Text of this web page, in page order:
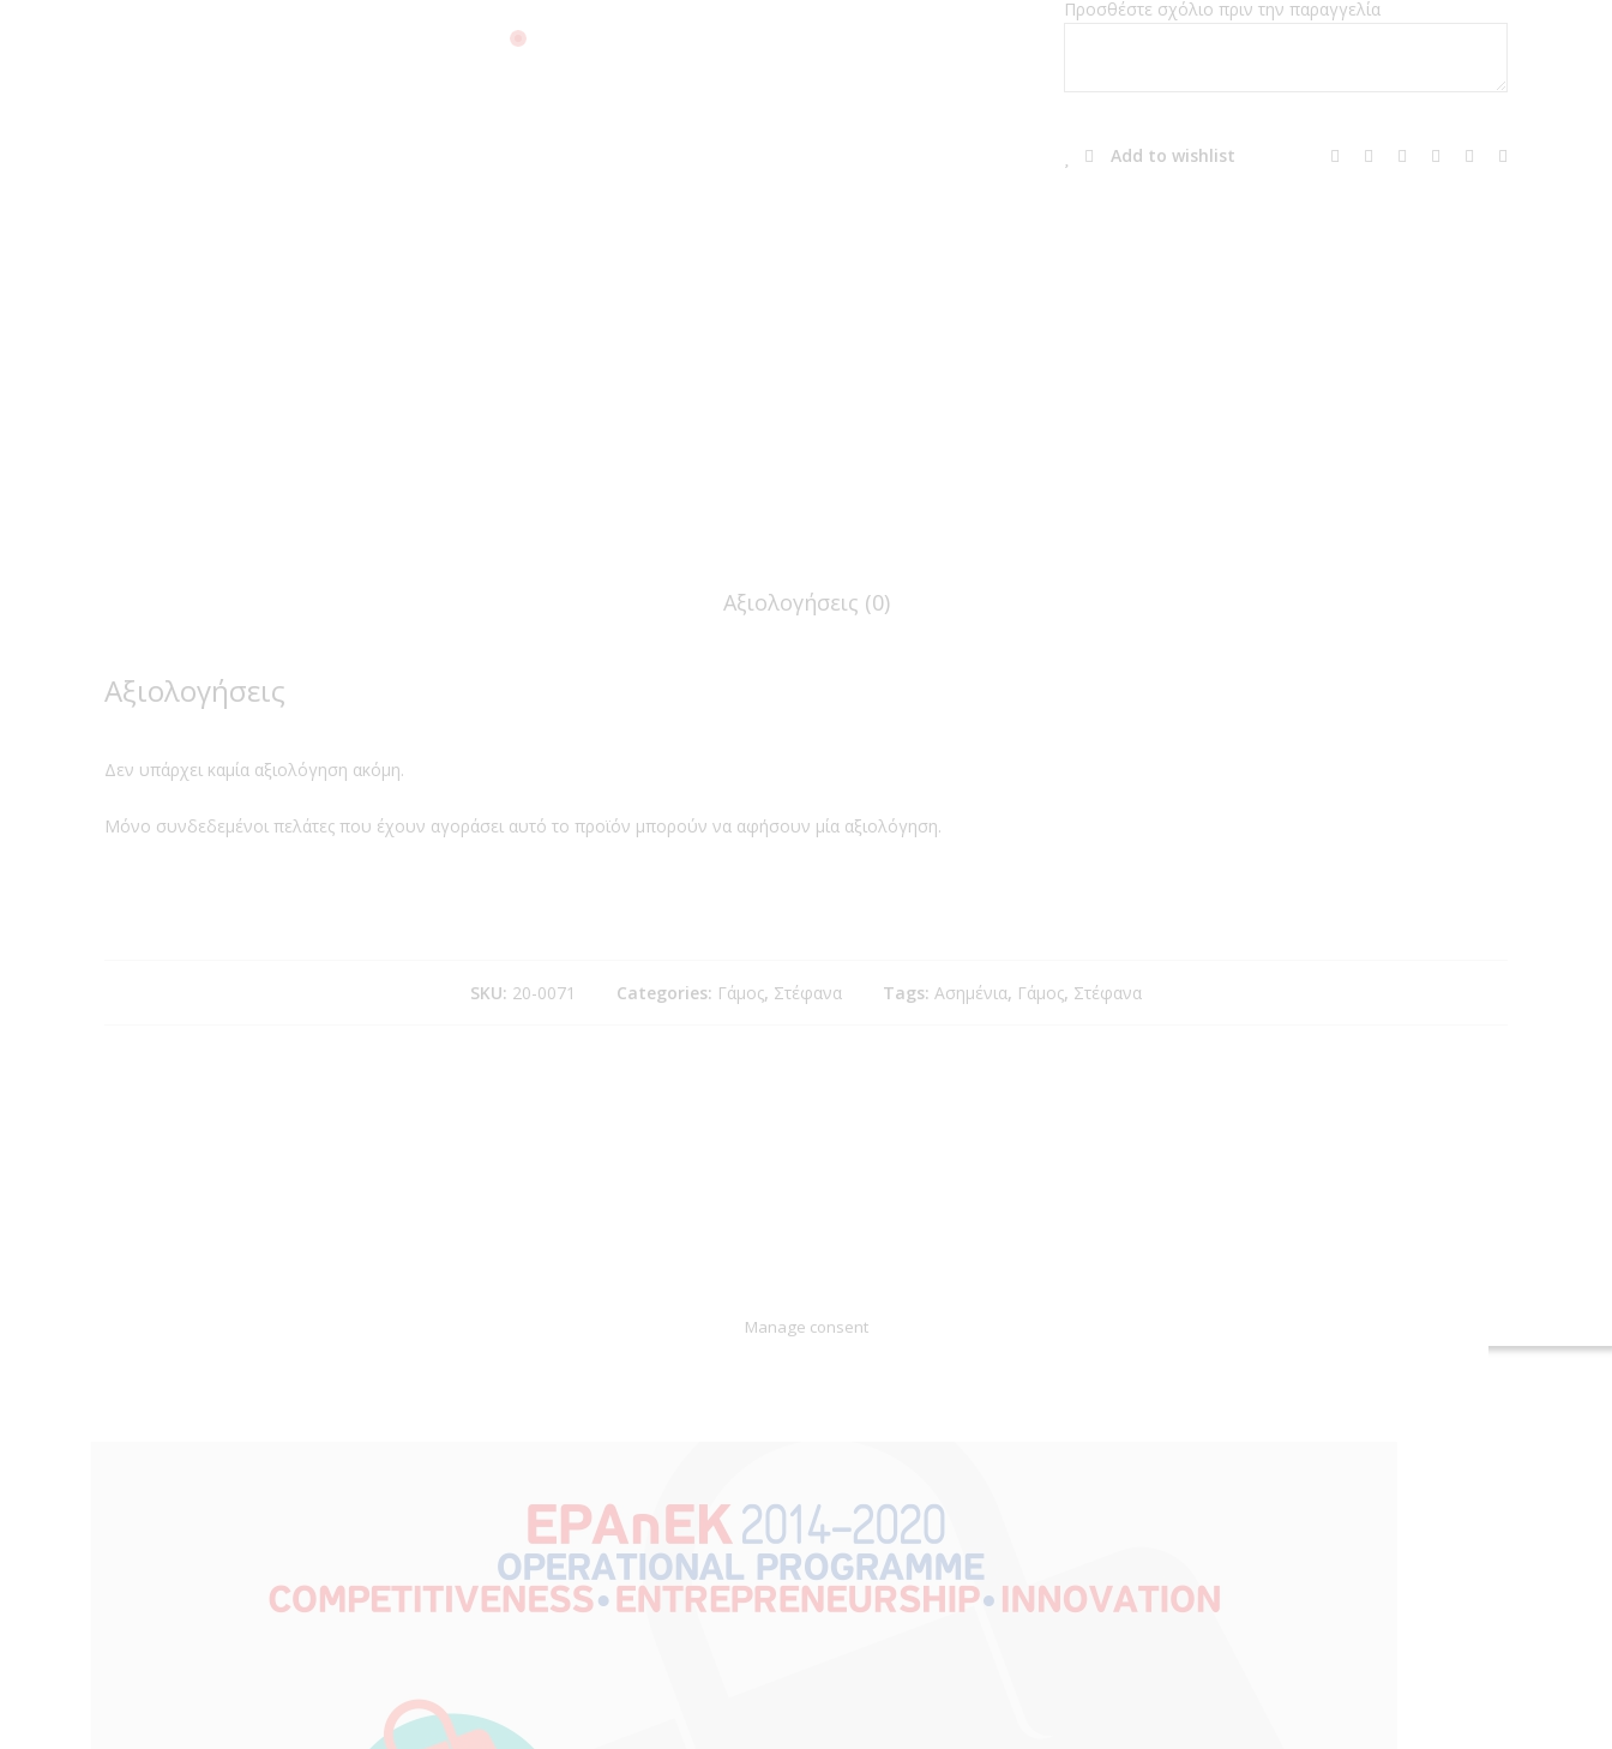
ποσότητα
Προσθέστε σχόλιο πριν την παραγγελία
Add to wishlist
Αξιολογήσεις (0)
Αξιολογήσεις
Δεν υπάρχει καμία αξιολόγηση ακόμη.
Μόνο συνδεδεμένοι πελάτες που έχουν αγοράσει αυτό το προϊόν μπορούν να αφήσουν μία αξιολόγηση.
SKU: 20-0071 Categories: Γάμος, Στέφανα Tags: Ασημένια, Γάμος, Στέφανα
Manage consent